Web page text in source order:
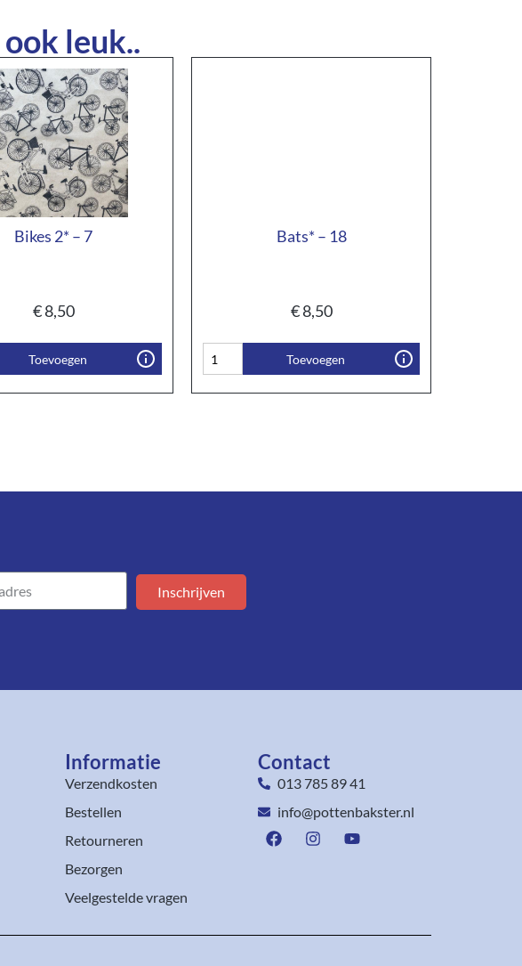
leuk..
Bikes 2* – 7
€8,50
Toevoegen
Bats* – 18
€8,50
Toevoegen
Inschrijven
Informatie
Verzendkosten
Bestellen
Retourneren
Bezorgen
Veelgestelde vragen
Contact
013 785 89 41
info@pottenbakster.nl